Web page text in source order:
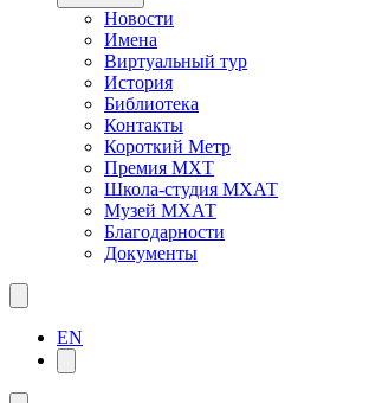
Новости
Имена
Виртуальный тур
История
Библиотека
Контакты
Короткий Метр
Премия МХТ
Школа-студия МХАТ
Музей МХАТ
Благодарности
Документы
EN